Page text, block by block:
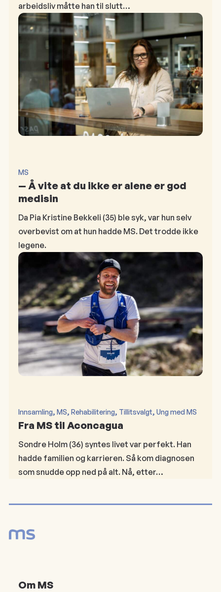
arbeidsliv måtte han til slutt…
MS
— Å vite at du ikke er alene er god
medisin
Da Pia Kristine Bekkeli (35) ble syk, var hun selv
overbevist om at hun hadde MS. Det trodde ikke
legene.
Innsamling, MS, Rehabilitering, Tillitsvalgt, Ung med MS
Fra MS til Aconcagua
Sondre Holm (36) syntes livet var perfekt. Han
hadde familien og karrieren. Så kom diagnosen
som snudde opp ned på alt. Nå, etter…
Om MS